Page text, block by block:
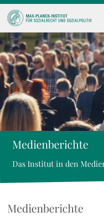
Medienberichte
Das Institut in den
Medienberichte